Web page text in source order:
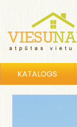
KATALOGS